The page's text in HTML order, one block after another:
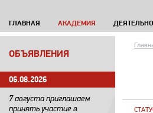
ГЛАВНАЯ АКАДЕМИЯ
ОБЪЯВЛЕНИЯ
06.08.2026
7 августа приглашаем
принять участие в